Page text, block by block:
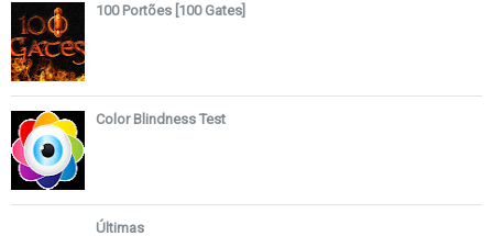
100 Portões [100 Gates]
Color Blindness Test
Últimas